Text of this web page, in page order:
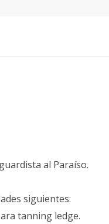
al Paraíso.
siguientes:
tanning ledge.